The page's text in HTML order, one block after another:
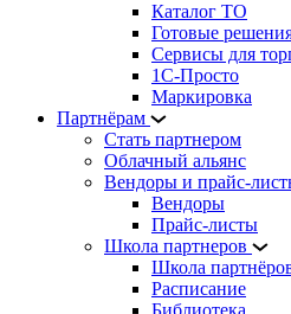
Каталог ТО
Готовые
Сервисы для
1С-Просто
Маркировка
Партнёрам
Стать партнером
Облачный альянс
Вендоры и прайс-
Вендоры
Прайс-листы
Школа партнеров
Школа
Расписание
Библиотека